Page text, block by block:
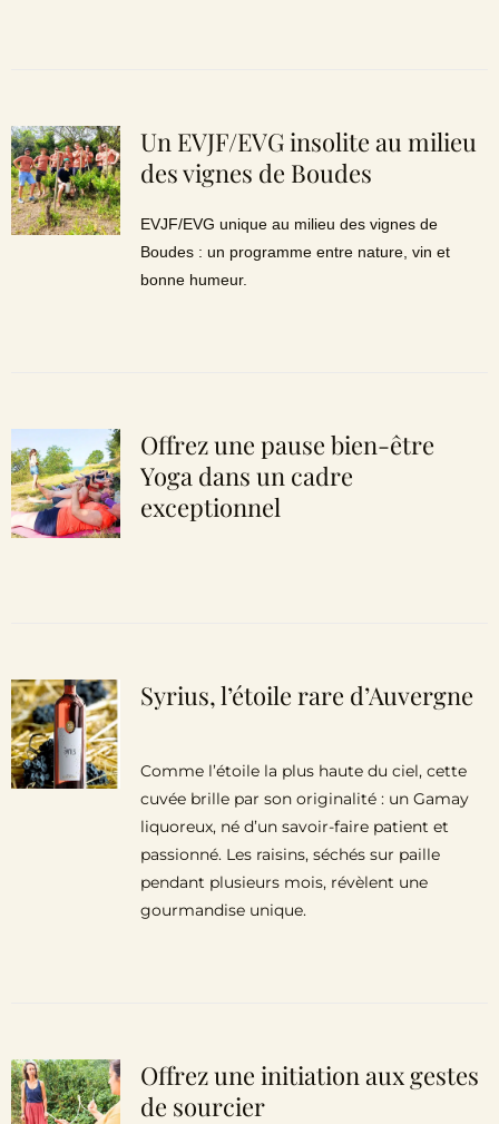
Un EVJF/EVG insolite au milieu
des vignes de Boudes
EVJF/EVG unique au milieu des vignes de
Boudes : un programme entre nature, vin et
bonne humeur.
Offrez une pause bien-être
Yoga dans un cadre
exceptionnel
Syrius, l’étoile rare d’Auvergne
Comme l’étoile la plus haute du ciel, cette
cuvée brille par son originalité : un Gamay
liquoreux, né d’un savoir-faire patient et
passionné. Les raisins, séchés sur paille
pendant plusieurs mois, révèlent une
gourmandise unique.
Offrez une initiation aux gestes
de sourcier